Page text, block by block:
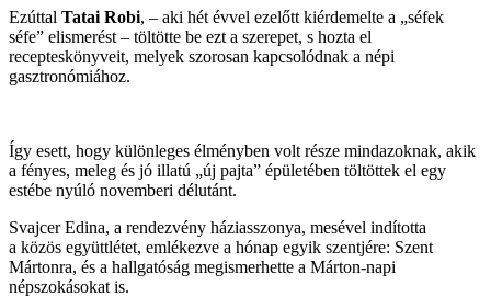
Ezúttal Tatai Robi, – aki hét évvel ezelőtt kiérdemelte a „séfek
séfe” elismerést – töltötte be ezt a szerepet, s hozta el
recepteskönyveit, melyek szorosan kapcsolódnak a népi
gasztronómiához.
Így esett, hogy különleges élményben volt része mindazoknak, akik
a fényes, meleg és jó illatú „új pajta” épületében töltöttek el egy
estébe nyúló novemberi délutánt.
Svajcer Edina, a rendezvény háziasszonya, mesével indította
a közös együttlétet, emlékezve a hónap egyik szentjére: Szent
Mártonra, és a hallgatóság megismerhette a Márton-napi
népszokásokat is.